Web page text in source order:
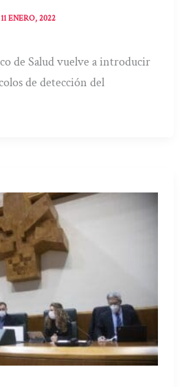
11 ENERO, 2022
de Salud vuelve a introducir
de detección del